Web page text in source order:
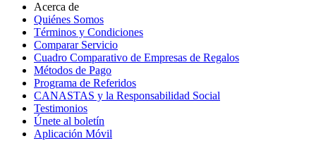
Acerca de
Quiénes Somos
Términos y Condiciones
Comparar Servicio
Cuadro Comparativo de Empresas de Regalos
Métodos de Pago
Programa de Referidos
CANASTAS y la Responsabilidad Social
Testimonios
Únete al boletín
Aplicación Móvil